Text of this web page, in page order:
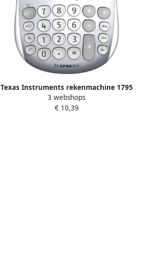
Texas Instruments rekenmachine 1795
SV 12 x 14 cm zilver zwart
3 webshops
€ 10,39